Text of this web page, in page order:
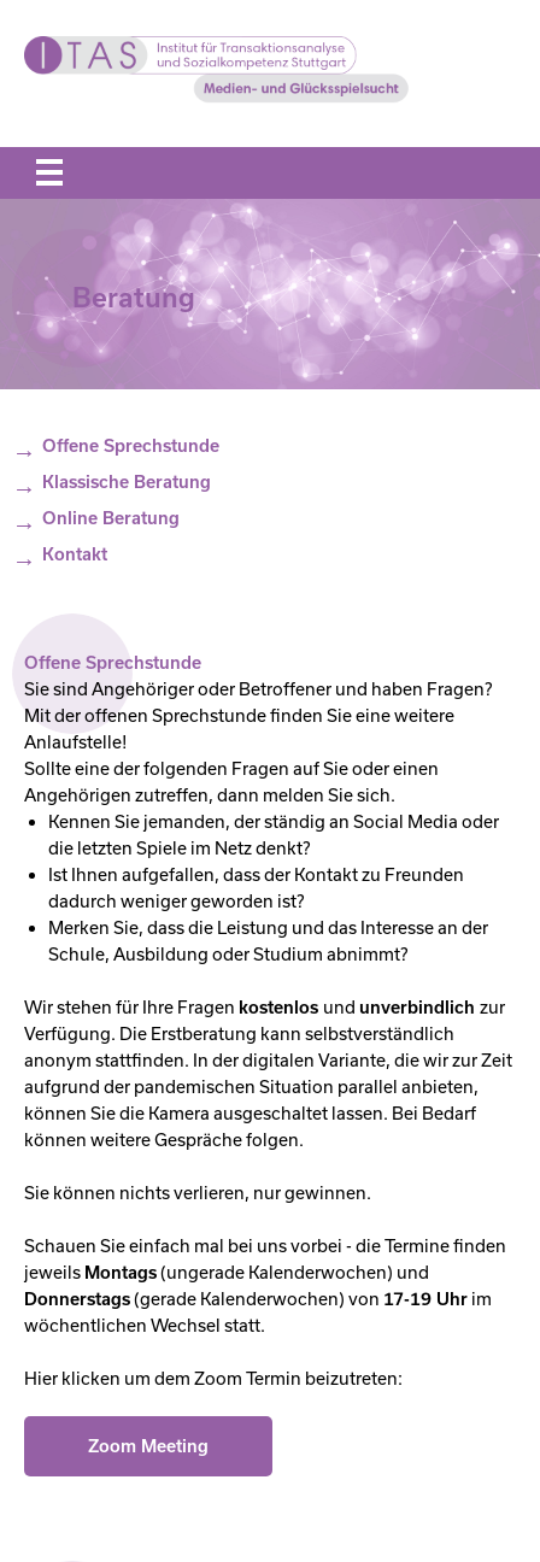
Offene Sprechstunde
Klassische Beratung
Online Beratung
Kontakt
Offene Sprechstunde
Sie sind Angehöriger oder Betroffener und haben Fragen?
Mit der offenen Sprechstunde finden Sie eine weitere
Anlaufstelle!
Sollte eine der folgenden Fragen auf Sie oder einen
Angehörigen zutreffen, dann melden Sie sich.
Kennen Sie jemanden, der ständig an Social Media oder
die letzten Spiele im Netz denkt?
Ist Ihnen aufgefallen, dass der Kontakt zu Freunden
dadurch weniger geworden ist?
Merken Sie, dass die Leistung und das Interesse an der
Schule, Ausbildung oder Studium abnimmt?
Wir stehen für Ihre Fragen kostenlos und unverbindlich zur
Verfügung. Die Erstberatung kann selbstverständlich
anonym stattfinden. In der digitalen Variante, die wir zur Zeit
aufgrund der pandemischen Situation parallel anbieten,
können Sie die Kamera ausgeschaltet lassen. Bei Bedarf
können weitere Gespräche folgen.
Sie können nichts verlieren, nur gewinnen.
Schauen Sie einfach mal bei uns vorbei - die Termine finden
jeweils Montags(ungerade Kalenderwochen) und
Donnerstags(gerade Kalenderwochen) von 17-19 Uhr im
wöchentlichen Wechsel statt.
Hier klicken um dem Zoom Termin beizutreten:
Zoom Meeting